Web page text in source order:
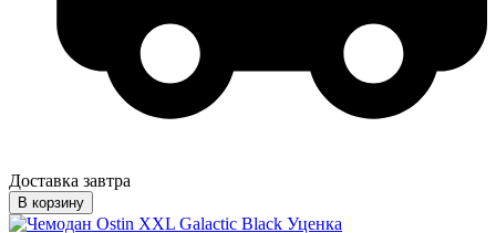
Доставка завтра
В корзину